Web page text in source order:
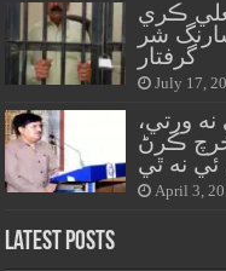
ڪري
سارنگ شر
گرفتار
July 17,
نه ورتي،
خرچ ڪرڻ
ئي نه ٿي
April 3,
Latest Posts